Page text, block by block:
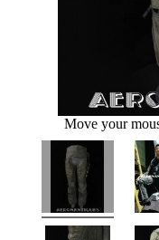
Move your